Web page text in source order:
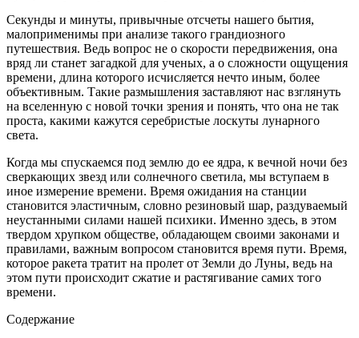
Секунды и минуты, привычные отсчеты нашего бытия,
малоприменимы при анализе такого грандиозного
путешествия. Ведь вопрос не о скорости передвижения, она
вряд ли станет загадкой для ученых, а о сложности ощущения
времени, длина которого исчисляется нечто иным, более
объективным. Такие размышления заставляют нас взглянуть
на вселенную с новой точки зрения и понять, что она не так
проста, какими кажутся серебристые лоскуты лунарного
света.
Когда мы спускаемся под землю до ее ядра, к вечной ночи без
сверкающих звезд или солнечного светила, мы вступаем в
иное измерение времени. Время ожидания на станции
становится эластичным, словно резиновый шар, раздуваемый
неустанными силами нашей психики. Именно здесь, в этом
твердом хрупком обществе, обладающем своими законами и
правилами, важным вопросом становится время пути. Время,
которое ракета тратит на пролет от Земли до Луны, ведь на
этом пути происходит сжатие и растягивание самих того
времени.
Содержание